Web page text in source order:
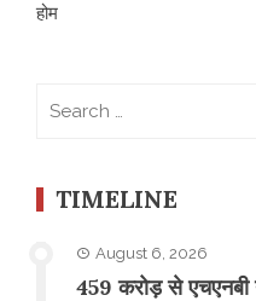
होम
TIMELINE
August 6, 2026
459 करोड़ से एचएनबी